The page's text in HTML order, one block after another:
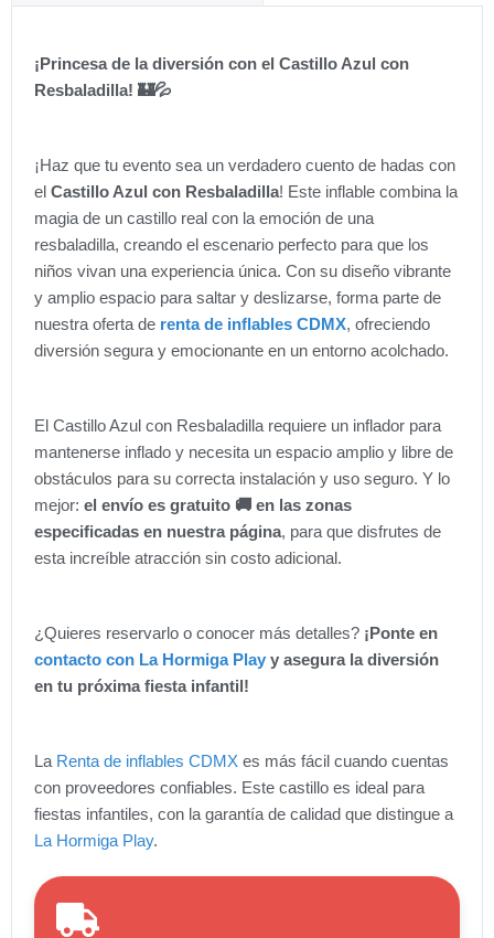
¡Princesa de la diversión con el Castillo Azul con
Resbaladilla! 🏰💦
¡Haz que tu evento sea un verdadero cuento de hadas con
el Castillo Azul con Resbaladilla! Este inflable combina la
magia de un castillo real con la emoción de una
resbaladilla, creando el escenario perfecto para que los
niños vivan una experiencia única. Con su diseño vibrante
y amplio espacio para saltar y deslizarse, forma parte de
nuestra oferta de renta de inflables CDMX, ofreciendo
diversión segura y emocionante en un entorno acolchado.
El Castillo Azul con Resbaladilla requiere un inflador para
mantenerse inflado y necesita un espacio amplio y libre de
obstáculos para su correcta instalación y uso seguro. Y lo
mejor: el envío es gratuito 🚚 en las zonas
especificadas en nuestra página, para que disfrutes de
esta increíble atracción sin costo adicional.
¿Quieres reservarlo o conocer más detalles? ¡Ponte en
contacto con La Hormiga Play y asegura la diversión
en tu próxima fiesta infantil!
La Renta de inflables CDMX es más fácil cuando cuentas
con proveedores confiables. Este castillo es ideal para
fiestas infantiles, con la garantía de calidad que distingue a
La Hormiga Play.